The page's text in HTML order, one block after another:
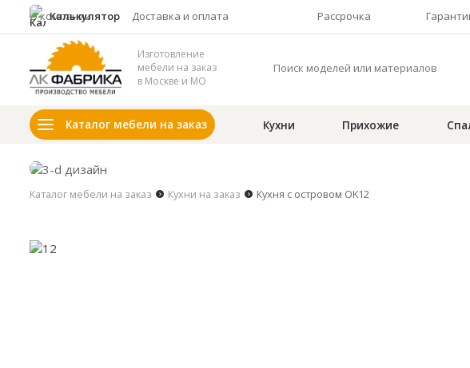
Изготовление
мебели на заказ
в Москве и МО
Каталог мебели на заказ
О компании Доставка и оплата Рассрочка
Калькулятор
Кухни Прихожие
Каталог мебели на заказ Кухни на заказ Кухня с островом OK12